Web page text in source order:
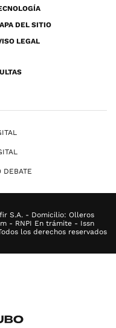
DEL SITIO
LEGAL
DEBATE
S.A. - Domicilio: Olleros
- RNPI En trámite - Issn
los derechos reservados